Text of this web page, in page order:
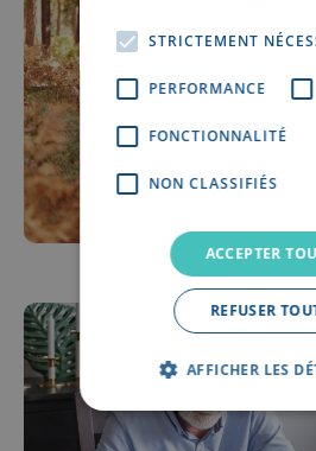
STRICTEMENT
PERFORMANCE
FONCTIONNALITÉ
NON CLASSIFIÉS
ACCEPTER
REFUSER
AFFICHER LES